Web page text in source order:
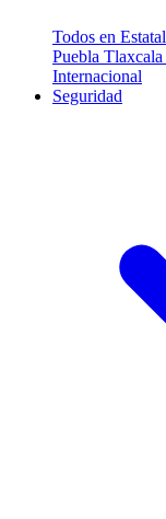
Todos en Estatal
Puebla Tlaxcala
Internacional
Seguridad